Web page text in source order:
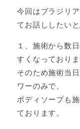
今回はブラジリ
てお話ししたいと
１、施術から数
すくなっておりま
そのため施術当
ワーのみで、
ボディソープも
ております。